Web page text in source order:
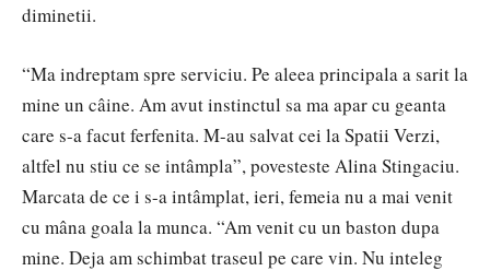
diminetii.
“Ma indreptam spre serviciu. Pe aleea principala a sarit la
mine un câine. Am avut instinctul sa ma apar cu geanta
care s-a facut ferfenita. M-au salvat cei la Spatii Verzi,
altfel nu stiu ce se intâmpla”, povesteste Alina Stingaciu.
Marcata de ce i s-a intâmplat, ieri, femeia nu a mai venit
cu mâna goala la munca. “Am venit cu un baston dupa
mine. Deja am schimbat traseul pe care vin. Nu inteleg